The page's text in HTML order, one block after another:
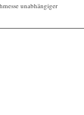
unabhängiger